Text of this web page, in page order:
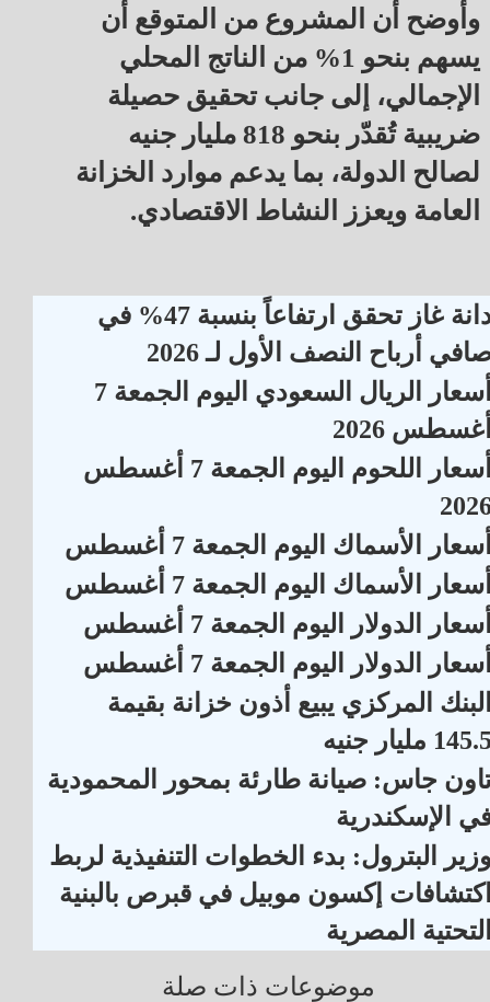
وأوضح أن المشروع من المتوقع أن
يسهم بنحو 1% من الناتج المحلي
الإجمالي، إلى جانب تحقيق حصيلة
ضريبية تُقدّر بنحو 818 مليار جنيه
لصالح الدولة، بما يدعم موارد الخزانة
العامة ويعزز النشاط الاقتصادي.
دانة غاز تحقق ارتفاعاً بنسبة 47% في
أرباح النصف الأول لـ 2026
أسعار الريال السعودي اليوم الجمعة 7
2026
أسعار اللحوم اليوم الجمعة 7 أغسطس
الأسماك اليوم الجمعة 7 أغسطس
الأسماك اليوم الجمعة 7 أغسطس
الدولار اليوم الجمعة 7 أغسطس
الدولار اليوم الجمعة 7 أغسطس
المركزي يبيع أذون خزانة بقيمة
مليار جنيه
جاس: صيانة طارئة بمحور المحمودية
الإسكندرية
البترول: بدء الخطوات التنفيذية لربط
إكسون موبيل في قبرص بالبنية
المصرية
موضوعات ذات صلة